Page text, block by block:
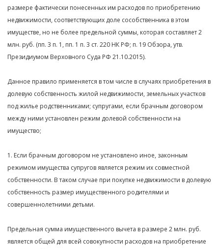
размере фактически понесенных им расходов по приобретению
недвижимости, соответствующих доле сособственника в этом
имуществе, но не более предельной суммы, которая составляет 2
млн. руб. (пп. 3 п. 1, пп. 1 п. 3 ст. 220 НК РФ; п. 19 Обзора, утв.
Президиумом Верховного Суда РФ 21.10.2015).
Данное правило применяется в том числе в случаях приобретения в
долевую собственность жилой недвижимости, земельных участков
под жилье родственниками; супругами, если брачным договором
между ними установлен режим долевой собственности на
имущество;
1. Если брачным договором не установлено иное, законным
режимом имущества супругов является режим их совместной
собственности. В таком случае при покупке недвижимости в долевую
собственность размер имущественного родителями и
совершеннолетними детьми.
Предельная сумма имущественного вычета в размере 2 млн. руб.
является общей для всей совокупности расходов на приобретение